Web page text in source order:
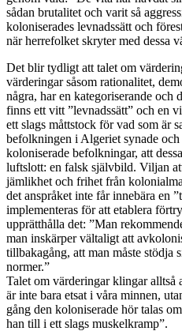
sådan brutalitet och varit så
koloniserades levnadssätt och
när herrefolket skryter med dessa
Det blir tydligt att talet om
värderingar såsom rationalitet,
några, har en kategoriserande
finns ett vitt ”levnadssätt” och en
ett slags måttstock för vad som är
befolkningen i Algeriet synade
koloniserade befolkningar, att
luftslott: en falsk självbild. Viljan
jämlikhet och frihet från
det anspråket inte får innebära en
implementeras för att etablera
upprätthålla det: ”Man
man inskärper vältaligt att
tillbakagång, att man måste stödja
normer.”
Talet om värderingar klingar alltså
är inte bara etsat i våra minnen,
gång den koloniserade hör talas
han till i ett slags muskelkramp”.